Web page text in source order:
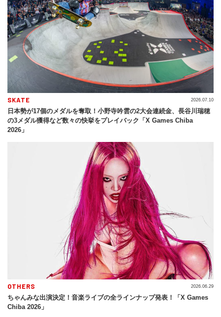
SKATE
日本勢が17個のメダルを奪取！小野寺吟雲の2大会連続金、長谷川瑞穂
の3メダル獲得など数々の快挙をプレイバック「X Games Chiba
2026」
2026.07.10
OTHERS
ちゃんみな出演決定！音楽ライブの全ラインナップ発表！「X Games
Chiba 2026」
2026.06.29